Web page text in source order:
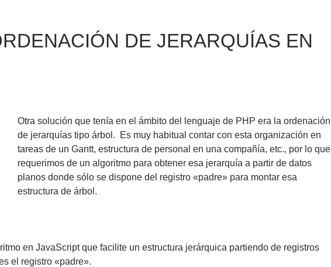
DE JERARQUÍAS EN
Otra solución que tenía en el ámbito del lenguaje de PHP era la ordenación
de jerarquías tipo árbol. Es muy habitual contar con esta organización en
tareas de un Gantt, estructura de personal en una compañía, etc., por lo que
requerimos de un algoritmo para obtener esa jerarquía a partir de datos
planos donde sólo se dispone del registro «padre» para montar esa
estructura de árbol.
en JavaScript que facilite un estructura jerárquica partiendo de registros
el registro «padre».